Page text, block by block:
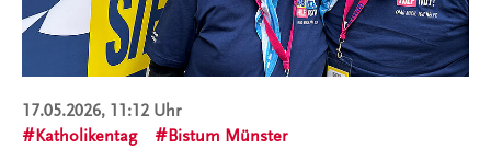
17.05.2026, 11:12 Uhr
Katholikentag
Bistum Münster